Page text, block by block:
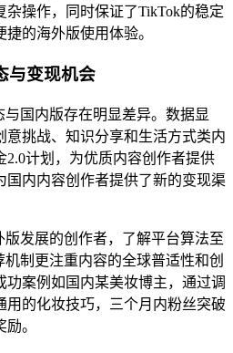
杂操作，同时保证了TikTok的稳定
的海外版使用体验。
与变现机会
国内版存在明显差异。数据显
意挑战、知识分享和生活方式类内
2.0计划，为优质内容创作者提供
国内内容创作者提供了新的变现渠
版发展的创作者，了解平台算法至
制更注重内容的全球普适性和创
功案例如国内某美妆博主，通过调
用的化妆技巧，三个月内粉丝突破
。